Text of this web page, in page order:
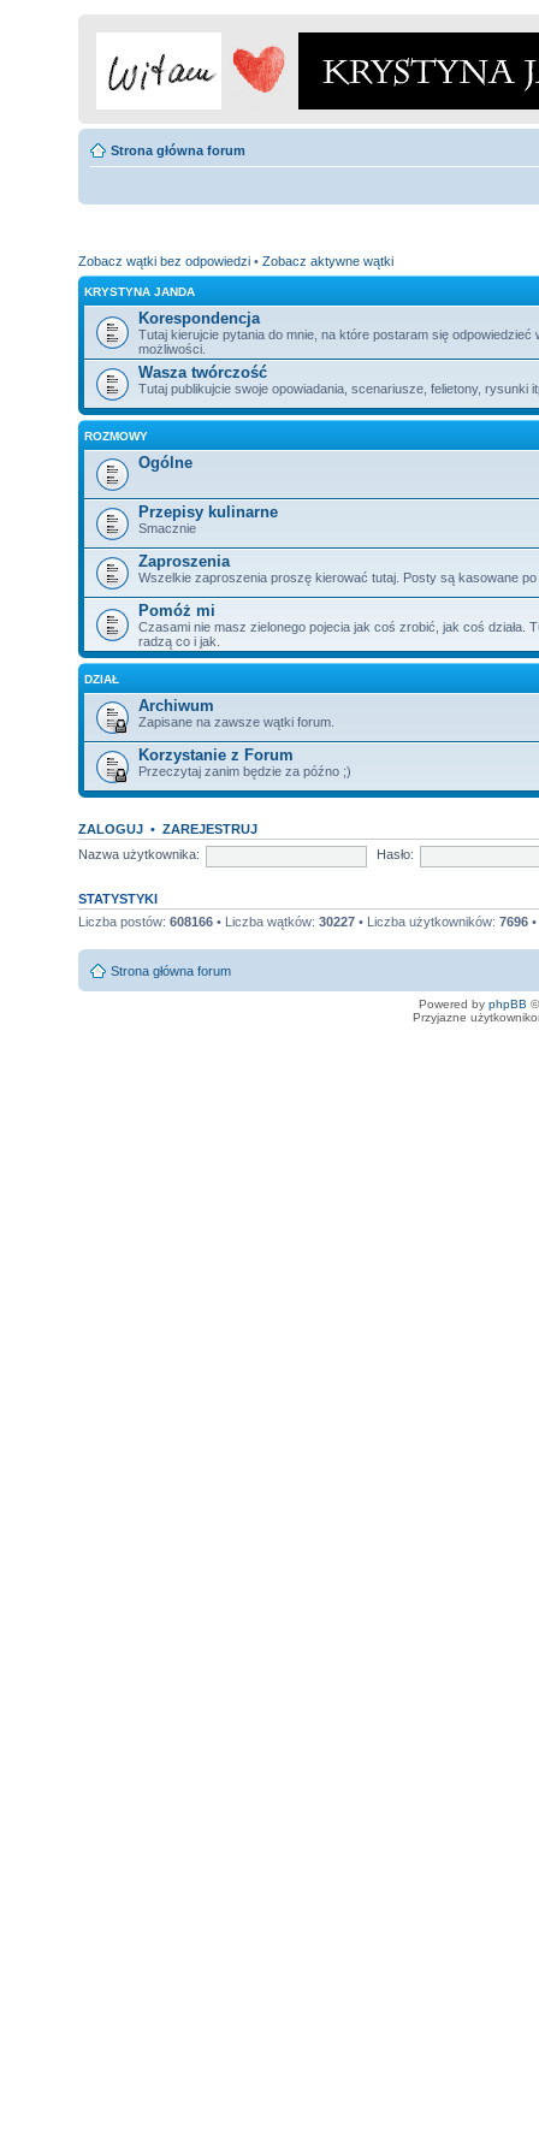
Strona główna forum
Zobacz wątki bez odpowiedzi • Zobacz aktywne wątki
KRYSTYNA JANDA
Korespondencja
Tutaj kierujcie pytania do mnie, na które postaram się odpowiedzieć
możliwości.
Wasza twórczość
Tutaj publikujcie swoje opowiadania, scenariusze, felietony, rysunki
ROZMOWY
Ogólne
Przepisy kulinarne
Smacznie
Zaproszenia
Wszelkie zaproszenia proszę kierować tutaj. Posty są kasowane po
Pomóż mi
Czasami nie masz zielonego pojecia jak coś zrobić, jak coś działa.
radzą co i jak.
DZIAŁ
Archiwum
Zapisane na zawsze wątki forum.
Korzystanie z Forum
Przeczytaj zanim będzie za późno ;)
ZALOGUJ • ZAREJESTRUJ
Nazwa użytkownika:
Hasło:
STATYSTYKI
Liczba postów: 608166 • Liczba wątków: 30227 • Liczba użytkowników: 7696
Strona główna forum
Powered by phpBB
Przyjazne